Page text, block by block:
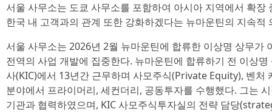
서울 사무소는 도쿄 사무소를 포함하여 아시아 지역에서 확
한국 내 고객과의 관계 또한 강화하겠다는 뉴마운틴의 지속적
서울 사무소는 2026년 2월 뉴마운틴에 합류한 이상명 상무가
전역의 사업 개발에 집중한다. 뉴마운틴에 합류하기 전 이상
사(KIC)에서 13년간 근무하며 사모주식(Private Equity), 벤처
분야에서 프라이머리, 세컨더리, 공동투자를 수행했다. 그는
기관과 협력하였으며, KIC 사모주식투자실의 전략 담당